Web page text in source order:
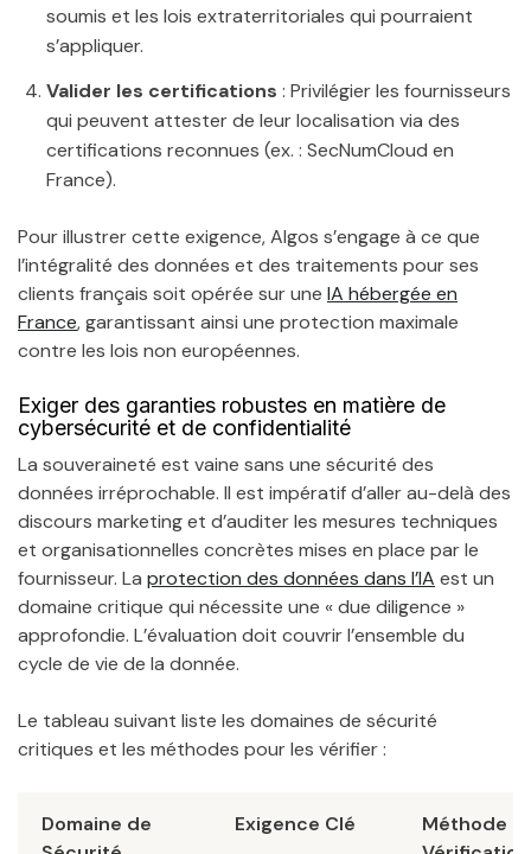
soumis et les lois extraterritoriales qui pourraient
s’appliquer.
Valider les certifications : Privilégier les fournisseurs
qui peuvent attester de leur localisation via des
certifications reconnues (ex. : SecNumCloud en
France).
Pour illustrer cette exigence, Algos s’engage à ce que
l’intégralité des données et des traitements pour ses
clients français soit opérée sur une IA hébergée en
France, garantissant ainsi une protection maximale
contre les lois non européennes.
Exiger des garanties robustes en matière de
cybersécurité et de confidentialité
La souveraineté est vaine sans une sécurité des
données irréprochable. Il est impératif d’aller au-delà des
discours marketing et d’auditer les mesures techniques
et organisationnelles concrètes mises en place par le
fournisseur. La protection des données dans l’IA est un
domaine critique qui nécessite une « due diligence »
approfondie. L’évaluation doit couvrir l’ensemble du
cycle de vie de la donnée.
Le tableau suivant liste les domaines de sécurité
critiques et les méthodes pour les vérifier :
Domaine de
Exigence Clé
Méthode